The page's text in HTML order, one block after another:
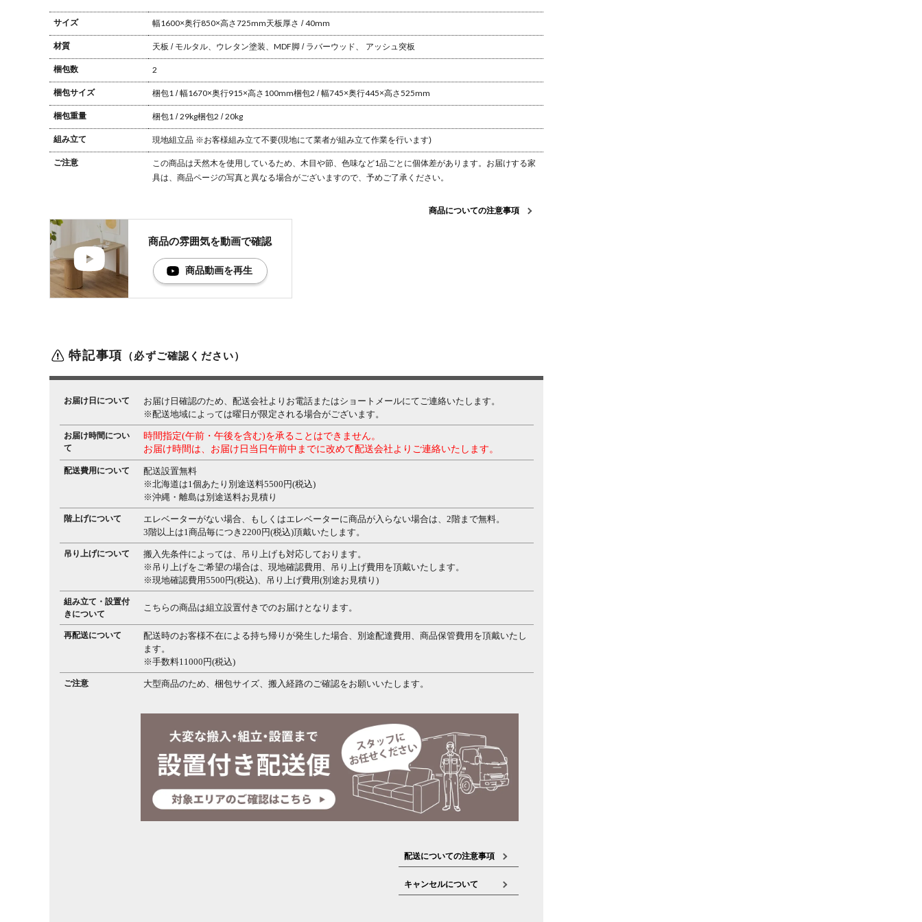
サイズ 幅1600×奥行850×高さ725mm天板厚さ / 40mm
材質 天板 / モルタル、ウレタン塗装、MDF 脚 / ラバーウッド、 アッシュ突板
梱包数 2
梱包サイズ 梱包1 / 幅1670×奥行915×高さ100mm梱包2 / 幅745×奥行445×高さ525mm
梱包重量 梱包1 / 29kg梱包2 / 20kg
組み立て 現地組立品 ※お客様組み立て不要(現地にて業者が組み立て作業を行います)
ご注意 この商品は天然木を使用しているため、木目や節、色味など1品ごとに個体差があります。 お届けする家
具は、商品ページの写真と異なる場合がございますので、予めご了承ください。
商品についての注意事項
商品の雰囲気を動画で確認
商品動画を再生
特記事項 （必ずご確認ください）
お届け日について
お届け日確認のため、配送会社よりお電話またはショートメールにてご連絡いたします。
※配送地域によっては曜日が限定される場合がございます。
お届け時間につい
て
時間指定(午前・午後を含む)を承ることはできません。
お届け時間は、お届け日当日午前中までに改めて配送会社よりご連絡いたします。
配送費用について
配送設置無料
※北海道は1個あたり別途送料5500円(税込)
※沖縄・離島は別途送料お見積り
階上げについて
エレベーターがない場合、もしくはエレベーターに商品が入らない場合は、2階まで無料。
3階以上は1商品毎につき2200円(税込)頂戴いたします。
吊り上げについて
搬入先条件によっては、吊り上げも対応しております。
※吊り上げをご希望の場合は、現地確認費用、吊り上げ費用を頂戴いたします。
※現地確認費用5500円(税込)、吊り上げ費用(別途お見積り)
組み立て・設置付
きについて
こちらの商品は組立設置付きでのお届けとなります。
再配送について
配送時のお客様不在による持ち帰りが発生した場合、別途配達費用、商品保管費用を頂戴いたし
ます。
※手数料11000円(税込)
ご注意 大型商品のため、梱包サイズ、搬入経路のご確認をお願いいたします。
配送についての注意事項
キャンセルについて